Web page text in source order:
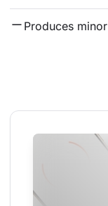
Produces